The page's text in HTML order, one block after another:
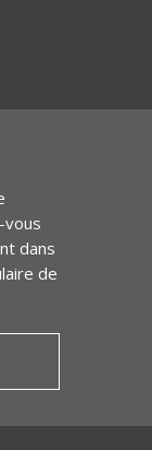
vous
dans
de